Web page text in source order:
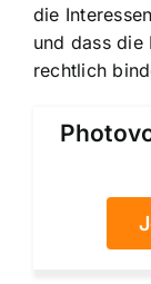
die
und dass die
rechtlich